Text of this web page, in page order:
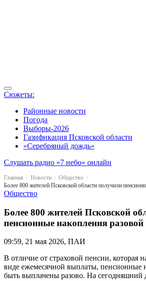
Сюжеты:
Районные новости
Погода
Выборы-2026
Газификация Псковской области
«Серебряный дождь»
Слушать радио «7 небо» онлайн
Главная Новости
Общество
Общество
Более 800 жителей Псковской
пенсионные накопления
09:59, 21 мая 2026, ПАИ
В отличие от страховой пенсии, которая
виде ежемесячной выплаты, пенсионные
быть выплачены разово. На сегодняшний